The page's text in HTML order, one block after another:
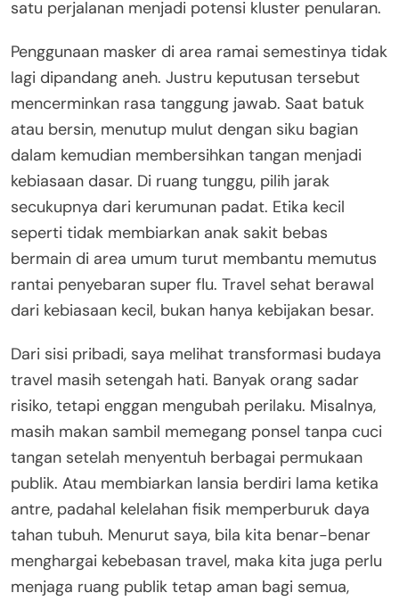
satu perjalanan menjadi potensi kluster penularan.
Penggunaan masker di area ramai semestinya tidak
lagi dipandang aneh. Justru keputusan tersebut
mencerminkan rasa tanggung jawab. Saat batuk
atau bersin, menutup mulut dengan siku bagian
dalam kemudian membersihkan tangan menjadi
kebiasaan dasar. Di ruang tunggu, pilih jarak
secukupnya dari kerumunan padat. Etika kecil
seperti tidak membiarkan anak sakit bebas
bermain di area umum turut membantu memutus
rantai penyebaran super flu. Travel sehat berawal
dari kebiasaan kecil, bukan hanya kebijakan besar.
Dari sisi pribadi, saya melihat transformasi budaya
travel masih setengah hati. Banyak orang sadar
risiko, tetapi enggan mengubah perilaku. Misalnya,
masih makan sambil memegang ponsel tanpa cuci
tangan setelah menyentuh berbagai permukaan
publik. Atau membiarkan lansia berdiri lama ketika
antre, padahal kelelahan fisik memperburuk daya
tahan tubuh. Menurut saya, bila kita benar-benar
menghargai kebebasan travel, maka kita juga perlu
menjaga ruang publik tetap aman bagi semua,